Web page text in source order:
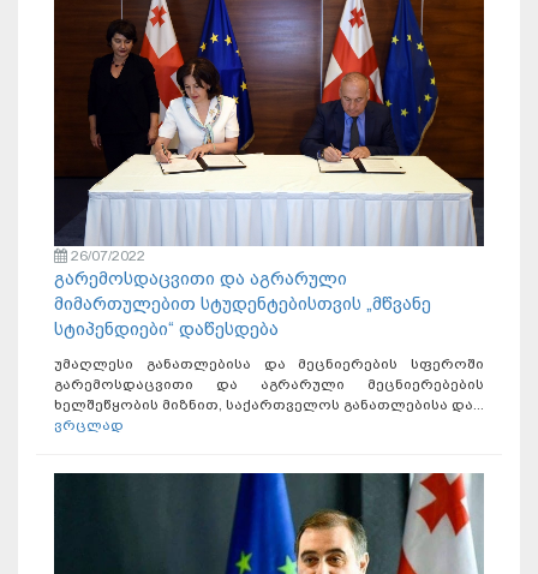
26/07/2022
გარემოსდაცვითი და აგრარული
მიმართულებით სტუდენტებისთვის „მწვანე
სტიპენდიები“ დაწესდება
უმაღლესი განათლებისა და მეცნიერების სფეროში
გარემოსდაცვითი და აგრარული მეცნიერებების
ხელშეწყობის მიზნით, საქართველოს განათლებისა და...
ვრცლად